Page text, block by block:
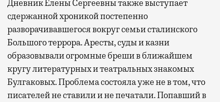
Дневник Елены Сергеевны также выступает
сдержанной хроникой постепенно
разворачивавшегося вокруг семьи сталинского
Большого террора. Аресты, суды и казни
образовывали огромные бреши в ближайшем
кругу литературных и театральных знакомых
Булгаковых. Проблема состояла уже не в том, что
писателей не ставили и не печатали. Попавший в